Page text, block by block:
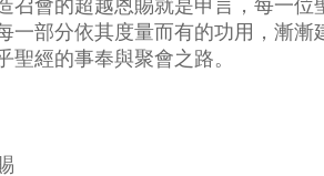
召會的超越恩賜就是申言，每一
一部分依其度量而有的功用，漸
聖經的事奉與聚會之路。